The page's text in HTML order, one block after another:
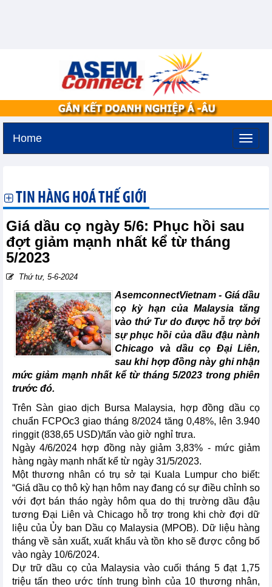
Home
TIN HÀNG HOÁ THẾ GIỚI
Giá dầu cọ ngày 5/6: Phục hồi sau
đợt giảm mạnh nhất kể từ tháng
5/2023
Thứ tư, 5-6-2024
AsemconnectVietnam - Giá dầu
cọ kỳ hạn của Malaysia tăng
vào thứ Tư do được hỗ trợ bởi
sự phục hồi của dầu đậu nành
Chicago và dầu cọ Đại Liên,
sau khi hợp đồng này ghi nhận
mức giảm mạnh nhất kể từ tháng 5/2023 trong phiên
trước đó.
Trên Sàn giao dịch Bursa Malaysia, hợp đồng dầu cọ
chuẩn FCPOc3 giao tháng 8/2024 tăng 0,48%, lên 3.940
ringgit (838,65 USD)/tấn vào giờ nghỉ trưa.
Ngày 4/6/2024 hợp đồng này giảm 3,83% - mức giảm
hàng ngày mạnh nhất kể từ ngày 31/5/2023.
Một thương nhân có trụ sở tại Kuala Lumpur cho biết:
“Giá dầu cọ thô kỳ hạn hôm nay đang có sự điều chỉnh so
với đợt bán tháo ngày hôm qua do thị trường dầu đậu
tương Đại Liên và Chicago hỗ trợ trong khi chờ đợi dữ
liệu của Ủy ban Dầu cọ Malaysia (MPOB). Dữ liệu hàng
tháng về sản xuất, xuất khẩu và tồn kho sẽ được công bố
vào ngày 10/6/2024.
Dự trữ dầu cọ của Malaysia vào cuối tháng 5 đạt 1,75
triệu tấn theo ước tính trung bình của 10 thương nhân,